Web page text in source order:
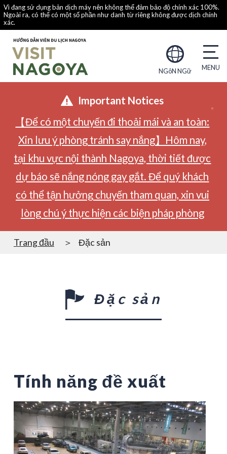
Vì đang sử dụng bản dịch máy nên không thể đảm bảo độ chính xác 100%.
Ngoài ra, có thể có một số phần như danh từ riêng không được dịch chính
xác.
NGôN NGữ
Important Notices
【Để có một chuyến đi thoải mái và an toàn:
Xin lưu ý phòng tránh say nắng】Hôm nay,
tại khu vực nội thành Nagoya, thời tiết được
dự báo sẽ nắng nóng gay gắt. Để quý khách
có thể tận hưởng chuyến tham quan, xin vui
lòng chú ý thực hiện các biện pháp phòng
Trang đầu Đặc sản
Đặc sản
Tính năng đề xuất